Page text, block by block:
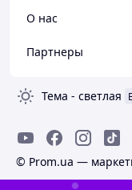
О нас
Партнеры
Тема - светлая
© Prom.ua —